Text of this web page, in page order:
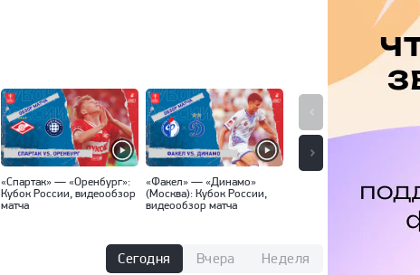
«Спартак» — «Оренбург»:
Кубок России, видеообзор
матча
«Факел» — «Динамо»
(Москва): Кубок России,
видеообзор матча
Кубок России, видеообзор
Сегодня Вчера Неделя